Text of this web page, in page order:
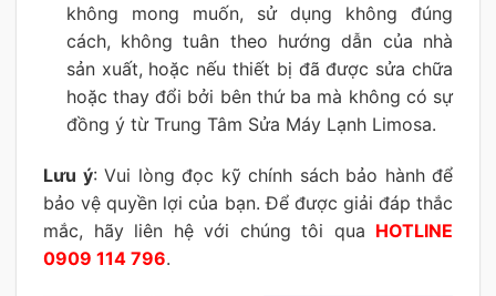
không mong muốn, sử dụng không đúng
cách, không tuân theo hướng dẫn của nhà
sản xuất, hoặc nếu thiết bị đã được sửa chữa
hoặc thay đổi bởi bên thứ ba mà không có sự
đồng ý từ Trung Tâm Sửa Máy Lạnh Limosa.
Lưu ý: Vui lòng đọc kỹ chính sách bảo hành để
bảo vệ quyền lợi của bạn. Để được giải đáp thắc
mắc, hãy liên hệ với chúng tôi qua HOTLINE
0909 114 796.